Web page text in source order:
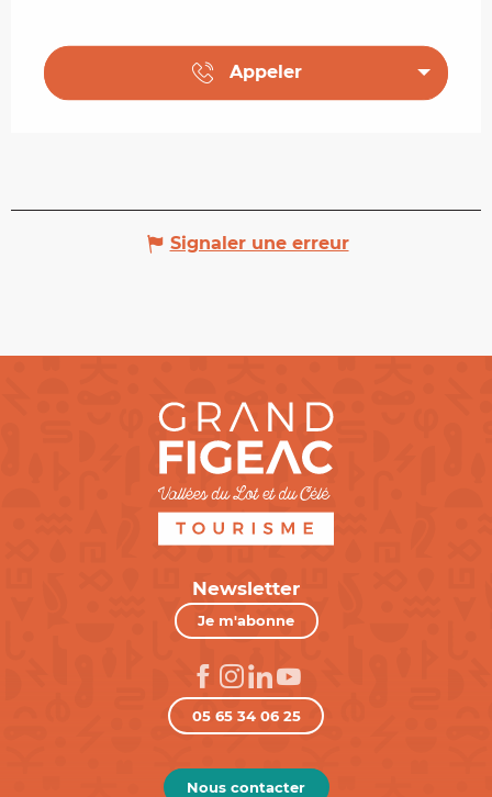
Appeler
Signaler une erreur
Newsletter
Je m'abonne
05 65 34 06 25
Nous contacter